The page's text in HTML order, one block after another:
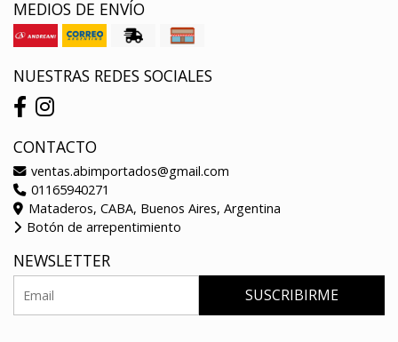
MEDIOS DE ENVÍO
NUESTRAS REDES SOCIALES
CONTACTO
ventas.abimportados@gmail.com
01165940271
Mataderos, CABA, Buenos Aires, Argentina
Botón de arrepentimiento
NEWSLETTER
SUSCRIBIRME